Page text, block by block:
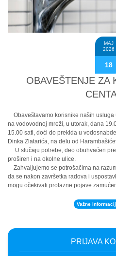
MAJ
2026
18
OBAVEŠTENJE ZA
Obaveštavamo korisnike naših usluga
na vodovodnoj mreži, u utorak, dana
15.00 sati, doći do prekida u
Dinka Zlatarića, na delu od
U slučaju potrebe, deo obuhvaćen
proširen i na okolne ulice.
Zahvaljujemo se potrošačima na
da se nakon završetka radova i
mogu očekivati prolazne pojave
Važne
PRIJAVA